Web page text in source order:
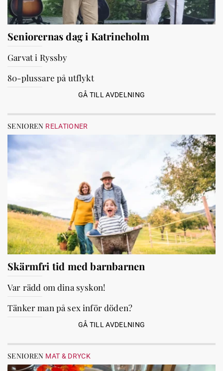
Seniorernas dag i Katrineholm
Garvat i Ryssby
80-plussare på utflykt
GÅ TILL AVDELNING
SENIOREN RELATIONER
Skärmfri tid med barnbarnen
Var rädd om dina syskon!
Tänker man på sex inför döden?
GÅ TILL AVDELNING
SENIOREN MAT & DRYCK